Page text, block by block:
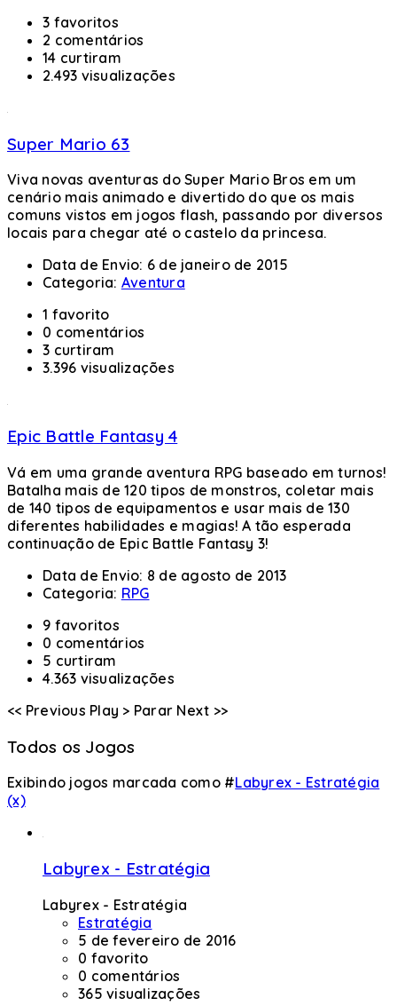
3 favoritos
2 comentários
14 curtiram
2.493 visualizações
Super Mario 63
Viva novas aventuras do Super Mario Bros em um
cenário mais animado e divertido do que os mais
comuns vistos em jogos flash, passando por diversos
locais para chegar até o castelo da princesa.
Data de Envio: 6 de janeiro de 2015
Categoria: Aventura
1 favorito
0 comentários
3 curtiram
3.396 visualizações
Epic Battle Fantasy 4
Vá em uma grande aventura RPG baseado em turnos!
Batalha mais de 120 tipos de monstros, coletar mais
de 140 tipos de equipamentos e usar mais de 130
diferentes habilidades e magias! A tão esperada
continuação de Epic Battle Fantasy 3!
Data de Envio: 8 de agosto de 2013
Categoria: RPG
9 favoritos
0 comentários
5 curtiram
4.363 visualizações
<< Previous Play > Parar Next >>
Todos os Jogos
Exibindo jogos marcada como #Labyrex - Estratégia
(x)
Labyrex - Estratégia
Labyrex - Estratégia
Estratégia
5 de fevereiro de 2016
0 favorito
0 comentários
365 visualizações